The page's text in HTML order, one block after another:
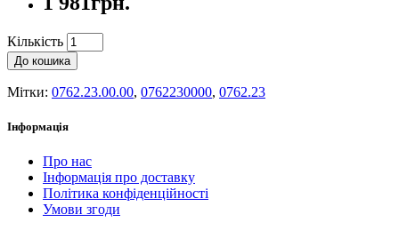
Кількість
До кошика
Мітки: 0762.23.00.00, 0762230000, 0762.23
Інформація
Про нас
Інформація про доставку
Політика конфіденційності
Умови згоди